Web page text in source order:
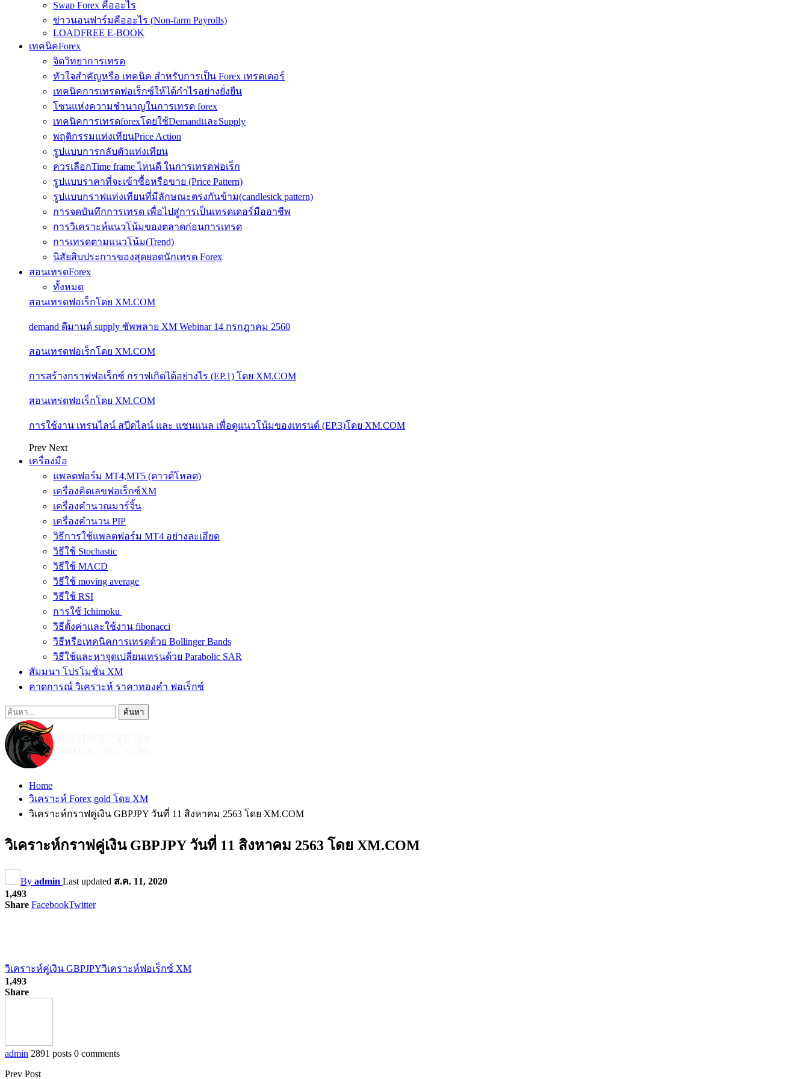
Swap Forex คืออะไร
ข่าวนอนฟาร์มคืออะไร (Non-farm Payrolls)
LOADFREE E-BOOK
เทคนิคForex
จิตวิทยาการเทรด
หัวใจสำคัญหรือ เทคนิค สำหรับการเป็น Forex เทรดเดอร์
เทคนิคการเทรดฟอเร็กซ์ให้ได้กำไรอย่างยั่งยืน
โซนแห่งความชำนาญในการเทรด forex
เทคนิคการเทรดforexโดยใช้DemandและSupply
พฤติกรรมแท่งเทียนPrice Action
รูปแบบการกลับตัวแท่งเทียน
ควรเลือกTime frame ไหนดี ในการเทรดฟอเร็ก
รูปแบบราคาที่จะเข้าซื้อหรือขาย (Price Pattern)
รูปแบบกราฟแท่งเทียนที่มีลักษณะตรงกันข้าม(candlesick pattern)
การจดบันทึกการเทรด เพื่อไปสู่การเป็นเทรดเดอร์มืออาชีพ
การวิเคราะห์แนวโน้มของตลาดก่อนการเทรด
การเทรดตามแนวโน้ม(Trend)
นิสัยสิบประการของสุดยอดนักเทรด Forex
สอนเทรดForex
ทั้งหมด
สอนเทรดฟอเร็กโดย XM.COM
demand ดีมานด์ supply ซัพพลาย XM Webinar 14 กรกฎาคม 2560
สอนเทรดฟอเร็กโดย XM.COM
การสร้างกราฟฟอเร็กซ์ กราฟเกิดได้อย่างไร (EP.1) โดย XM.COM
สอนเทรดฟอเร็กโดย XM.COM
การใช้งาน เทรนไลน์ สปีดไลน์ และ แชนแนล เพื่อดูแนวโน้มของเทรนด์ (EP.3)โดย XM.COM
Prev Next
เครื่องมือ
แพลตฟอร์ม MT4,MT5 (ดาวด์โหลด)
เครื่องคิดเลขฟอเร็กซ์XM
เครื่องคำนวณมาร์จิ้น
เครื่องคำนวน PIP
วิธีการใช้แพลตฟอร์ม MT4 อย่างละเอียด
วิธีใช้ Stochastic
วิธีใช้ MACD
วิธีใช้ moving average
วิธีใช้ RSI
การใช้ Ichimoku
วิธีตั้งค่าและใช้งาน fibonacci
วิธีหรือเทคนิคการเทรดด้วย Bollinger Bands
วิธีใช้และหาจุดเปลี่ยนเทรนด้วย Parabolic SAR
สัมมนา โปรโมชั่น XM
คาดการณ์ วิเคราะห์ ราคาทองคำ ฟอเร็กซ์
Home
วิเคราะห์ Forex gold โดย XM
วิเคราะห์กราฟคู่เงิน GBPJPY วันที่ 11 สิงหาคม 2563 โดย XM.COM
วิเคราะห์กราฟคู่เงิน GBPJPY วันที่ 11 สิงหาคม 2563 โดย XM.COM
By admin Last updated ส.ค. 11, 2020
1,493
Share FacebookTwitter
วิเคราะห์คู่เงิน GBPJPYวิเคราะห์ฟอเร็กซ์ XM
1,493
Share
admin 2891 posts 0 comments
Prev Post